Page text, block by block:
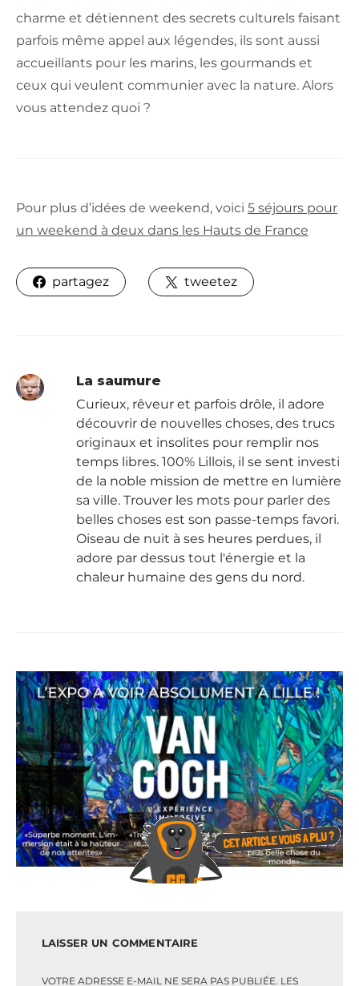
charme et détiennent des secrets culturels faisant
parfois même appel aux légendes, ils sont aussi
accueillants pour les marins, les gourmands et
ceux qui veulent communier avec la nature. Alors
vous attendez quoi ?
Pour plus d’idées de weekend, voici 5 séjours pour
un weekend à deux dans les Hauts de France
partagez tweetez
La saumure
Curieux, rêveur et parfois drôle, il adore
découvrir de nouvelles choses, des trucs
originaux et insolites pour remplir nos
temps libres. 100% Lillois, il se sent investi
de la noble mission de mettre en lumière
sa ville. Trouver les mots pour parler des
belles choses est son passe-temps favori.
Oiseau de nuit à ses heures perdues, il
adore par dessus tout l'énergie et la
chaleur humaine des gens du nord.
LAISSER UN COMMENTAIRE
VOTRE ADRESSE E-MAIL NE SERA PAS PUBLIÉE. LES